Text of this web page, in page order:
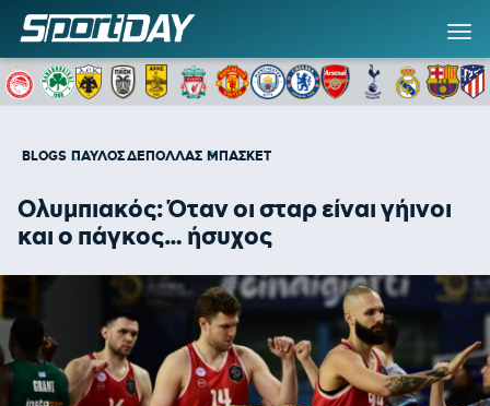
BLOGS ΠΑΥΛΟΣ ΔΕΠΟΛΛΑΣ ΜΠΑΣΚΕΤ
Ολυμπιακός: Όταν οι σταρ είναι γήινοι
και ο πάγκος… ήσυχος